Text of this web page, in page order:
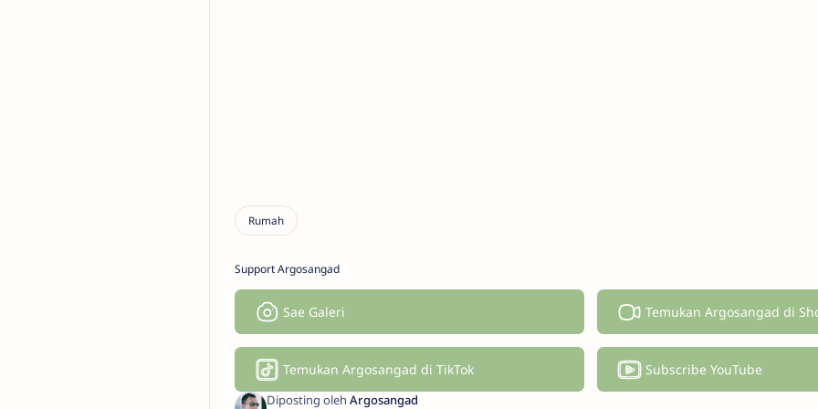
Support Argosangad
Sae Galeri Temukan Argosangad di
Temukan Argosangad di TikTok Subscribe YouTube